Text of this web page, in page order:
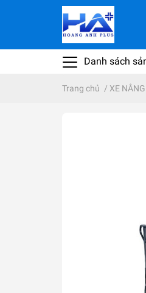
Danh sách
Trang chủ / XE NÂNG